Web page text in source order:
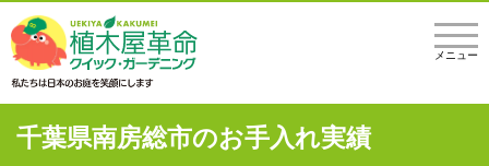
メニュー
千葉県南房総市のお手入れ実績